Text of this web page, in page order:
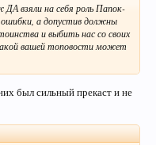
взяли на себя роль Папок-
а допустив должны
и выбить нас со своих
вашей топовости может
был сильный прекаст и не